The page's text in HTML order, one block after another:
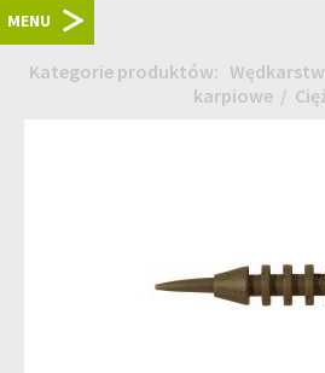
MENU
Kategorie produktów:
karpiowe/